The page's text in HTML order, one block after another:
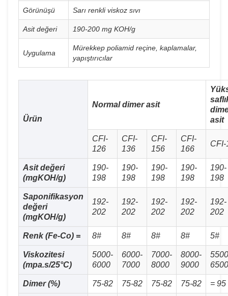
Görünüşü Sarı renkli viskoz sıvı
Asit değeri 190-200 mg KOH/g
Uygulama
Mürekkep poliamid reçine, kaplamalar,
yapıştırıcılar
Ürün
Normal dimer asit
asit
CFI-
126
CFI-
136
CFI-
156
CFI-
166
CFI-
Asit değeri
(mgKOH/g)
190-
198
190-
198
190-
198
190-
198
190-
198
Saponifikasyon
değeri
(mgKOH/g)
192-
202
192-
202
192-
202
192-
202
192-
202
Renk (Fe-Co) = 8# 8# 8# 8# 5#
Viskozitesi
(mpa.s/25°C)
5000-
6000
6000-
7000
7000-
8000
8000-
9000
6500
Dimer (%) 75-82 75-82 75-82 75-82 = 95